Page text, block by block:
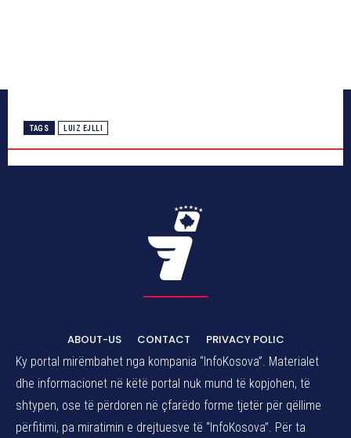
TAGS LUIZ EJLLI
ABOUT-US CONTACT
PRIVACY POLIC
Ky portal mirëmbahet nga kompania “InfoKosova”. Materialet
dhe informacionet në këtë portal nuk mund të kopjohen, të
shtypen, ose të përdoren në çfarëdo forme tjetër për qëllime
përfitimi, pa miratimin e drejtuesve të “InfoKosova”. Për ta